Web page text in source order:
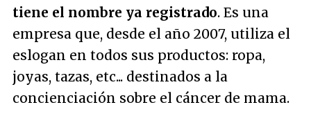
tiene el nombre ya registrado. Es una
empresa que, desde el año 2007, utiliza el
eslogan en todos sus productos: ropa,
joyas, tazas, etc... destinados a la
concienciación sobre el cáncer de mama.